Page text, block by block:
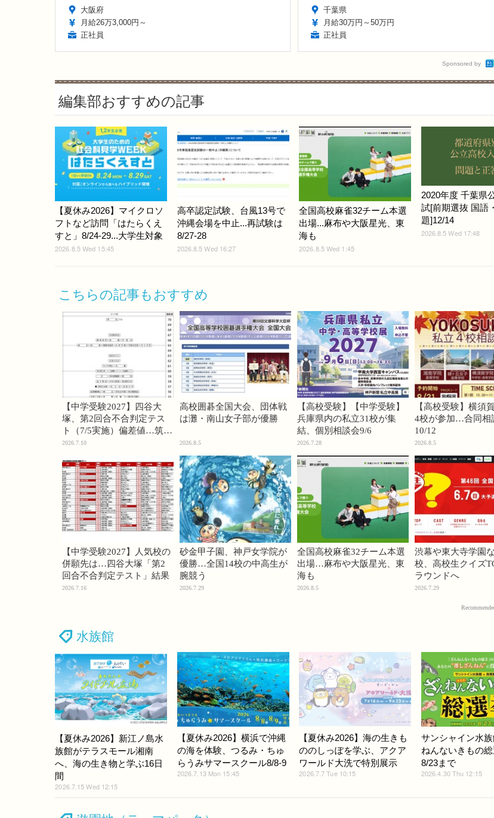
大阪府
月給26万3,000円～
正社員
千葉県
月給30万円～50万円
正社員
Sponsored by
編集部おすすめの記事
【夏休み2026】マイクロソ
フトなど訪問「はたらくえ
すと」8/24-29...大学生対象
2026.8.5 Wed 15:45
高卒認定試験、台風13号で
沖縄会場を中止...再試験は
8/27-28
2026.8.5 Wed 16:27
全国高校麻雀32チーム本選
出場...麻布や大阪星光、東
海も
2026.8.5 Wed 1:45
2020年度 千葉県
試[前期選抜 国語
題]12/14
2026.8.5 Wed 17:48
こちらの記事もおすすめ
【中学受験2027】四谷大
塚、第2回合不合判定テス
ト（7/5実施）偏差値…筑駒
74・桜蔭70＜PR＞
2026.7.10
高校囲碁全国大会、団体戦
は灘・南山女子部が優勝
2026.8.5
【高校受験】【中学受験】
兵庫県内の私立31校が集
結、個別相談会9/6
2026.7.28
【高校受験】横須
4校が参加…合同相
10/12
2026.8.5
【中学受験2027】人気校の
併願先は…四谷大塚「第2
回合不合判定テスト」結果
2026.7.16
砂金甲子園、神戸女学院が
優勝…全国14校の中高生が
腕競う
2026.7.29
全国高校麻雀32チーム本選
出場…麻布や大阪星光、東
海も
2026.8.5
渋幕や東大寺学園
校、高校生クイズ
ラウンドへ
2026.7.29
水族館
【夏休み2026】新江ノ島水
族館がテラスモール湘南
へ、海の生き物と学ぶ16日
間
2026.7.15 Wed 12:15
【夏休み2026】横浜で沖縄
の海を体験、つるみ・ちゅ
らうみサマースクール8/8-9
2026.7.13 Mon 15:45
【夏休み2026】海の生きも
ののしっぽを学ぶ、アクア
ワールド大洗で特別展示
2026.7.7 Tue 10:15
サンシャイン水
ねんないきもの総
8/23まで
2026.4.30 Thu 12:15